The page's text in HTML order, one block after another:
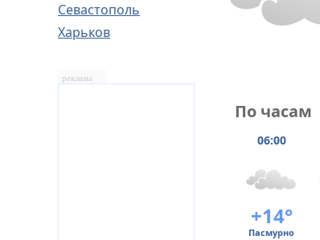
Севастополь
Харьков
реклама
По часам
06:00
+14°
Пасмурно